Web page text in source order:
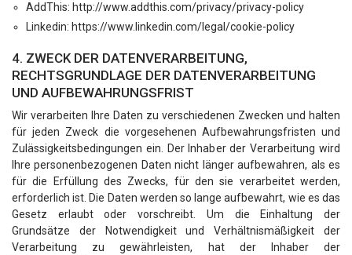
AddThis: http://www.addthis.com/privacy/privacy-policy
Linkedin: https://www.linkedin.com/legal/cookie-policy
4. ZWECK DER DATENVERARBEITUNG,
RECHTSGRUNDLAGE DER DATENVERARBEITUNG
UND AUFBEWAHRUNGSFRIST
Wir verarbeiten Ihre Daten zu verschiedenen Zwecken und halten
für jeden Zweck die vorgesehenen Aufbewahrungsfristen und
Zulässigkeitsbedingungen ein. Der Inhaber der Verarbeitung wird
Ihre personenbezogenen Daten nicht länger aufbewahren, als es
für die Erfüllung des Zwecks, für den sie verarbeitet werden,
erforderlich ist. Die Daten werden so lange aufbewahrt, wie es das
Gesetz erlaubt oder vorschreibt. Um die Einhaltung der
Grundsätze der Notwendigkeit und Verhältnismäßigkeit der
Verarbeitung zu gewährleisten, hat der Inhaber der